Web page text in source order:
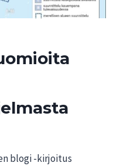
blogi -kirjoitus